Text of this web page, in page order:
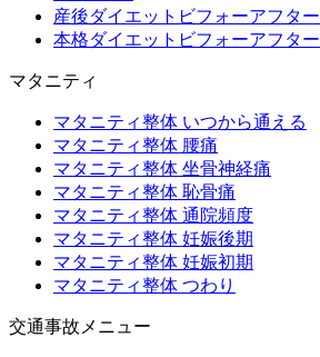
産後ダイエットビフォーアフター
本格ダイエットビフォーアフター
マタニティ
マタニティ整体 いつから通える
マタニティ整体 腰痛
マタニティ整体 坐骨神経痛
マタニティ整体 恥骨痛
マタニティ整体 通院頻度
マタニティ整体 妊娠後期
マタニティ整体 妊娠初期
マタニティ整体 つわり
交通事故メニュー